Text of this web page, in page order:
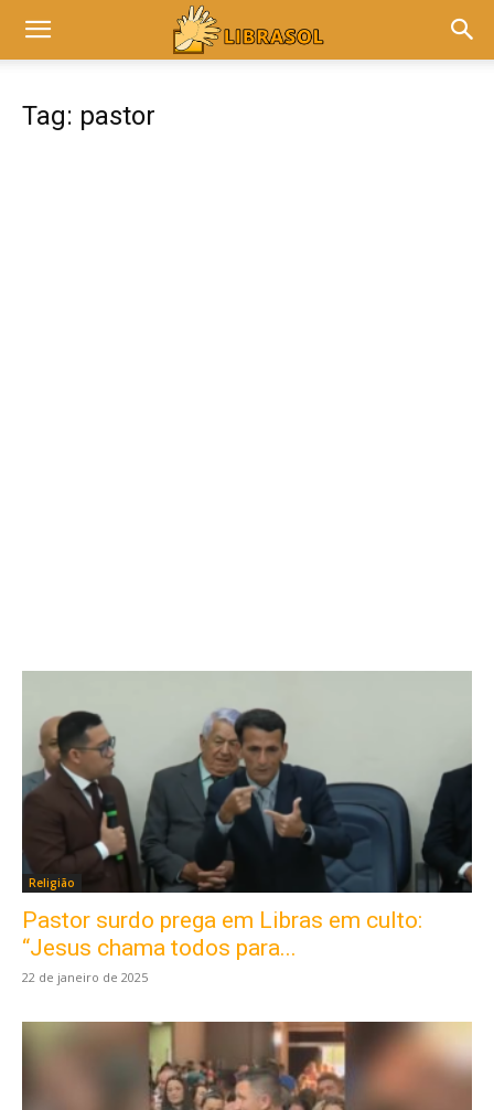
Tag: pastor
Religião
Pastor surdo prega em Libras em culto:
“Jesus chama todos para...
22 de janeiro de 2025